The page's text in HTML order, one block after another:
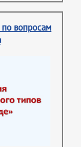
по вопросам